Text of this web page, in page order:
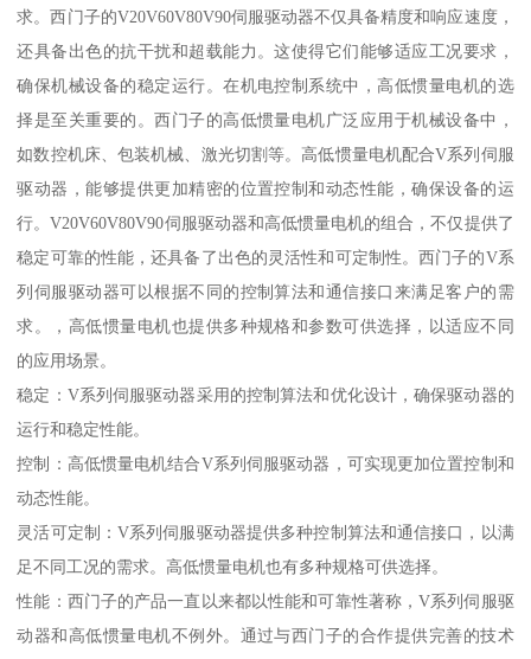
求。西门子的V20V60V80V90伺服驱动器不仅具备精度和响应速度，
还具备出色的抗干扰和超载能力。这使得它们能够适应工况要求，
确保机械设备的稳定运行。在机电控制系统中，高低惯量电机的选
择是至关重要的。西门子的高低惯量电机广泛应用于机械设备中，
如数控机床、包装机械、激光切割等。高低惯量电机配合V系列伺服
驱动器，能够提供更加精密的位置控制和动态性能，确保设备的运
行。V20V60V80V90伺服驱动器和高低惯量电机的组合，不仅提供了
稳定可靠的性能，还具备了出色的灵活性和可定制性。西门子的V系
列伺服驱动器可以根据不同的控制算法和通信接口来满足客户的需
求。，高低惯量电机也提供多种规格和参数可供选择，以适应不同
的应用场景。
稳定：V系列伺服驱动器采用的控制算法和优化设计，确保驱动器的
运行和稳定性能。
控制：高低惯量电机结合V系列伺服驱动器，可实现更加位置控制和
动态性能。
灵活可定制：V系列伺服驱动器提供多种控制算法和通信接口，以满
足不同工况的需求。高低惯量电机也有多种规格可供选择。
性能：西门子的产品一直以来都以性能和可靠性著称，V系列伺服驱
动器和高低惯量电机不例外。通过与西门子的合作提供完善的技术